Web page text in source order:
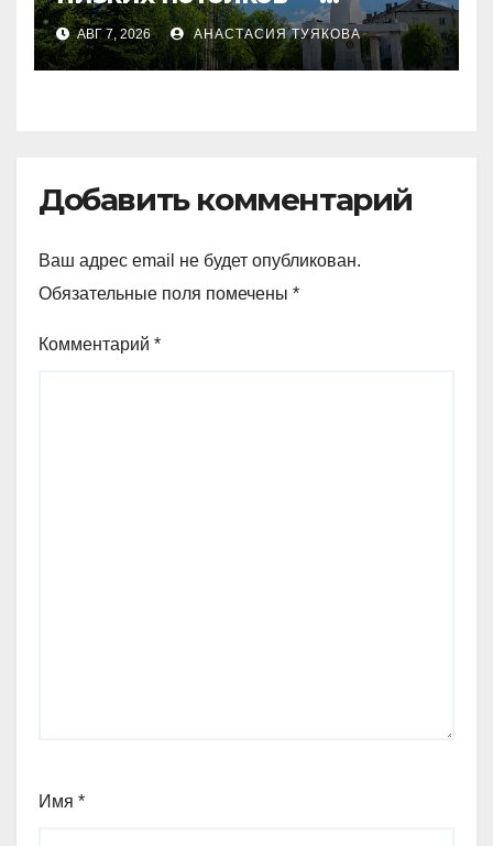
качество новостроек
раскритиковал аким СКО
АВГ 7, 2026 АНАСТАСИЯ ТУЯКОВА
Добавить комментарий
Ваш адрес email не будет опубликован.
Обязательные поля помечены *
Комментарий *
Имя *